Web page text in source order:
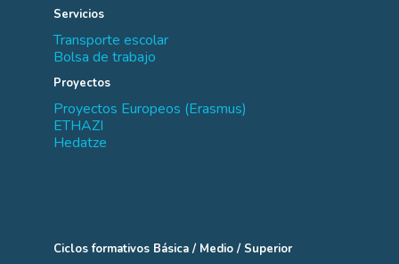
Servicios
Transporte escolar
Bolsa de trabajo
Proyectos
Proyectos Europeos (Erasmus)
ETHAZI
Hedatze
Ciclos formativos Básica / Medio / Superior